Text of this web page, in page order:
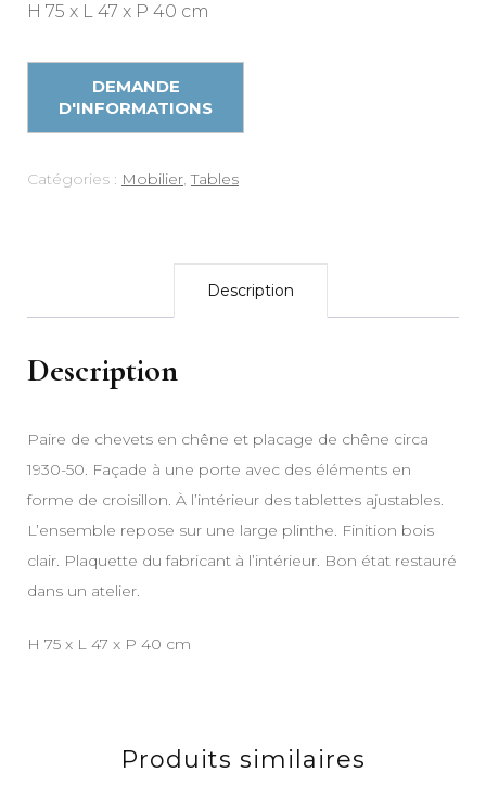
H 75 x L 47 x P 40 cm
Catégories : Mobilier,Tables
Description
Description
Paire de chevets en chêne et placage de chêne circa
1930-50. Façade à une porte avec des éléments en
forme de croisillon. À l’intérieur des tablettes ajustables.
L’ensemble repose sur une large plinthe. Finition bois
clair. Plaquette du fabricant à l’intérieur. Bon état restauré
dans un atelier.
H 75 x L 47 x P 40 cm
Produits similaires